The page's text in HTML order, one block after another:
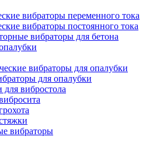
вибраторы переменного тока
вибраторы постоянного тока
вибраторы для бетона
вибраторы для опалубки
для опалубки
вибростола
вибраторы